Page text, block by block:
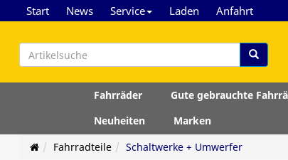
Start News Service Laden Anfahrt
Fahrräder Gute gebrauchte
Neuheiten
Marken
Fahrradteile
Schaltwerke + Umwerfer